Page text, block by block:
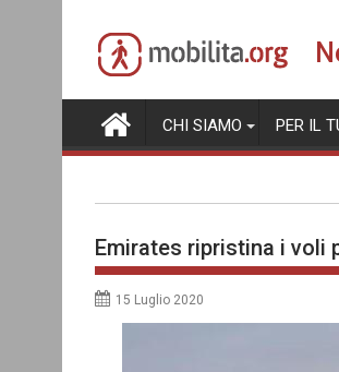
content
CHI SIAMO PER IL
Emirates ripristina i voli
15 Luglio 2020